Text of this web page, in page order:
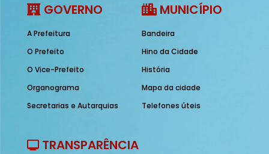
GOVERNO
A Prefeitura
O Prefeito
O Vice-Prefeito
Organograma
Secretarias e Autarquias
MUNICÍPIO
Bandeira
Hino da Cidade
História
Mapa da cidade
Telefones úteis
TRANSPARÊNCIA